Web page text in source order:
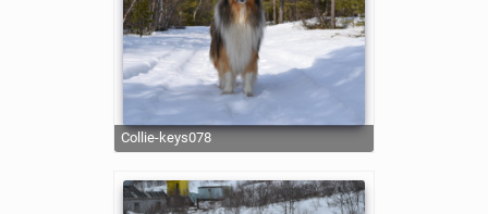
collie-keys078